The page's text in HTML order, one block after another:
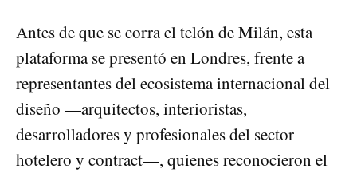
Antes de que se corra el telón de Milán, esta
plataforma se presentó en Londres, frente a
representantes del ecosistema internacional del
diseño —arquitectos, interioristas,
desarrolladores y profesionales del sector
hotelero y contract—, quienes reconocieron el